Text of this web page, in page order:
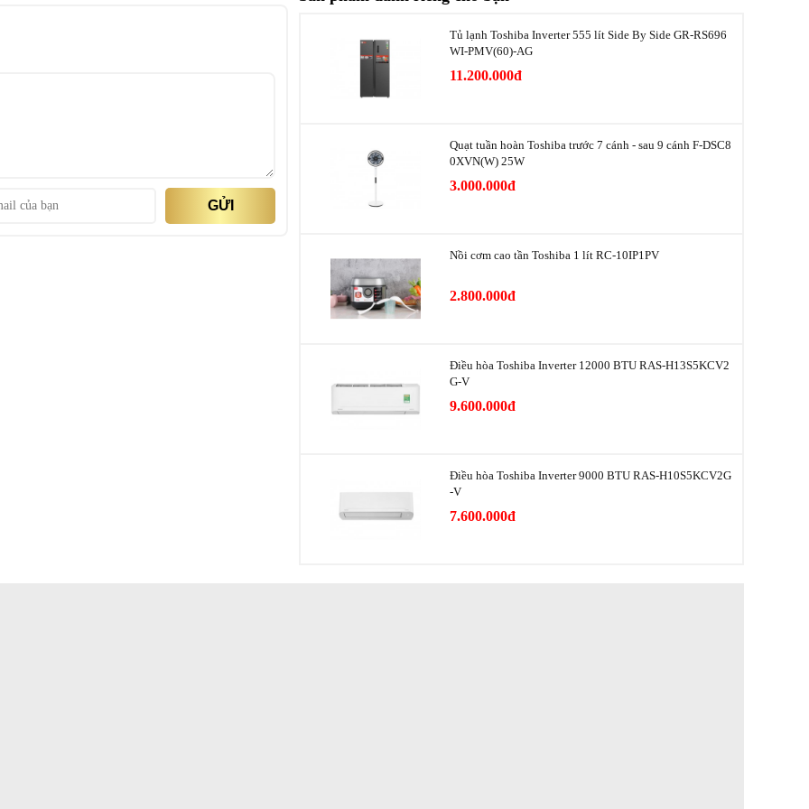
lại hình ảnh sắc nét màu sắc rực rỡ kết hợp
thực và nâng tầm trải nghiệm xem hàng ngày
phản vượt trội
thông minh
GỬI
Variable Refresh Rate (VRR) Đang cập nhật
Đang cập nhật
Local dimming/ controllable
Zoom function settings
Các chế độ Auto hoặc mười sáu chín hoặc bốn
hoặc Dot to Dot
Night, Dynamic, Sports
1
USB interface type 2.0 1 cổng USB
Tủ lạnh Toshiba Inverter 555 lít Side By Side GR-RS696
WI-PMV(60)-AG
11.200.000đ
Quạt tuần hoàn Toshiba trước 7 cánh - sau 9 cánh F-DSC8
0XVN(W) 25W
3.000.000đ
Nồi cơm cao tần Toshiba 1 lít RC-10IP1PV
2.800.000đ
Điều hòa Toshiba Inverter 12000 BTU RAS-H13S5KCV2
G-V
9.600.000đ
Điều hòa Toshiba Inverter 9000 BTU RAS-H10S5KCV2G
-V
7.600.000đ